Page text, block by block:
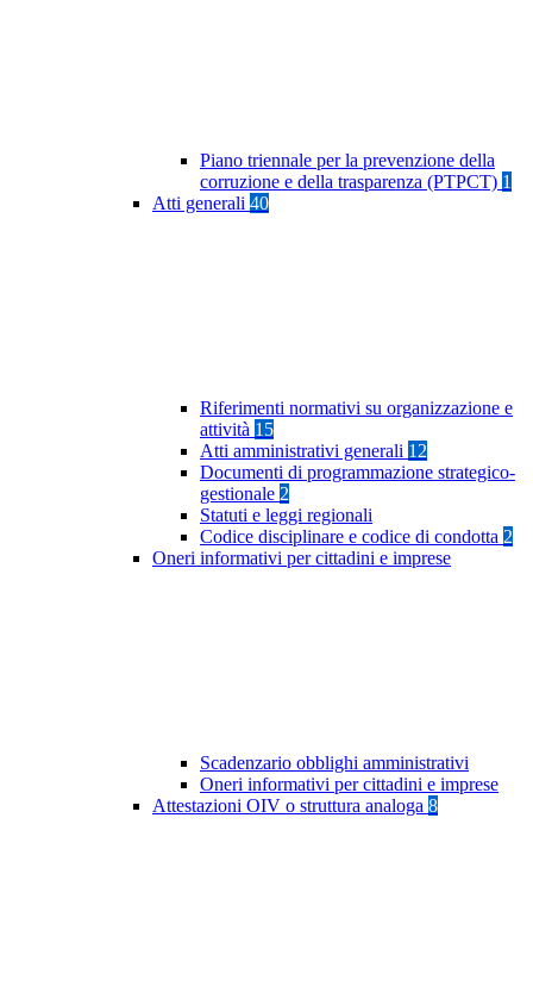
Piano triennale per la prevenzione della
corruzione e della trasparenza (PTPCT) 1
Atti generali 40
Riferimenti normativi su organizzazione e
attività 15
Atti amministrativi generali 12
Documenti di programmazione strategico-
gestionale 2
Statuti e leggi regionali
Codice disciplinare e codice di condotta 2
Oneri informativi per cittadini e imprese
Scadenzario obblighi amministrativi
Oneri informativi per cittadini e imprese
Attestazioni OIV o struttura analoga 8